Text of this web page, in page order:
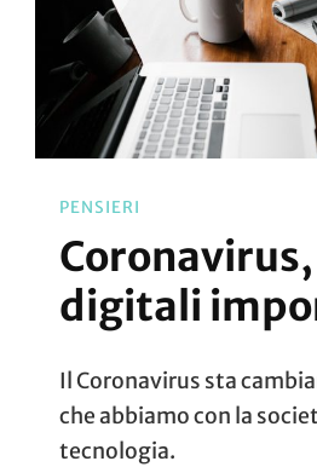
PENSIERI
digitali
Il Coronavirus sta
che abbiamo con la
tecnologia.